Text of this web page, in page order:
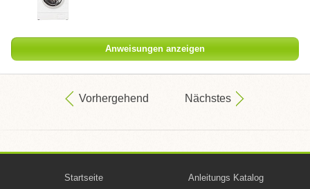
Anweisungen anzeigen
Vorhergehend Nächstes
Startseite Anleitungs Katalog